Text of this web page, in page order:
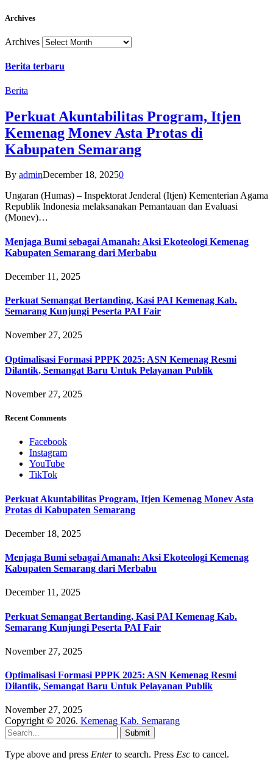
Archives
Archives
Berita terbaru
Berita
Perkuat Akuntabilitas Program, Itjen
Kemenag Monev Asta Protas di
Kabupaten Semarang
By adminDecember 18, 20250
Ungaran (Humas) – Inspektorat Jenderal (Itjen) Kementerian Agama
Republik Indonesia melaksanakan Pemantauan dan Evaluasi
(Monev)…
Menjaga Bumi sebagai Amanah: Aksi Ekoteologi Kemenag
Kabupaten Semarang dari Merbabu
December 11, 2025
Perkuat Semangat Bertanding, Kasi PAI Kemenag Kab.
Semarang Kunjungi Peserta PAI Fair
November 27, 2025
Optimalisasi Formasi PPPK 2025: ASN Kemenag Resmi
Dilantik, Semangat Baru Untuk Pelayanan Publik
November 27, 2025
Recent Comments
Facebook
Instagram
YouTube
TikTok
Perkuat Akuntabilitas Program, Itjen Kemenag Monev Asta
Protas di Kabupaten Semarang
December 18, 2025
Menjaga Bumi sebagai Amanah: Aksi Ekoteologi Kemenag
Kabupaten Semarang dari Merbabu
December 11, 2025
Perkuat Semangat Bertanding, Kasi PAI Kemenag Kab.
Semarang Kunjungi Peserta PAI Fair
November 27, 2025
Optimalisasi Formasi PPPK 2025: ASN Kemenag Resmi
Dilantik, Semangat Baru Untuk Pelayanan Publik
November 27, 2025
Copyright © 2026. Kemenag Kab. Semarang
Submit
Type above and press Enterto search. Press Esc to cancel.